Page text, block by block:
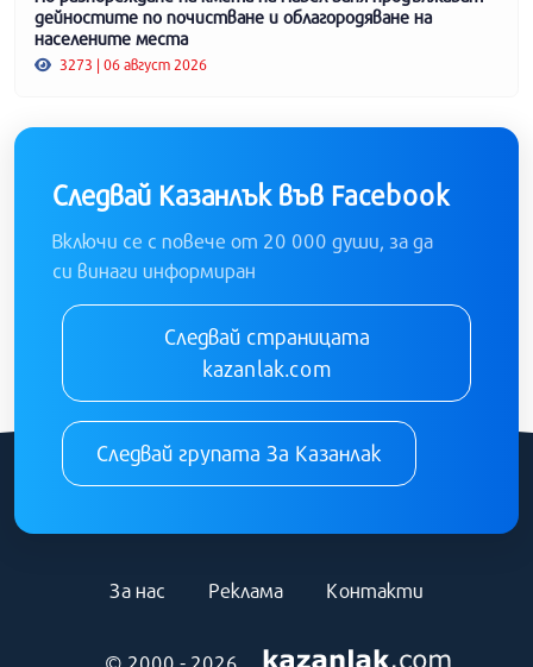
дейностите по почистване и облагородяване на
населените места
3273 | 06 август 2026
Следвай Казанлък във Facebook
Включи се с повече от 20 000 души, за да
си винаги информиран
Следвай страницата
kazanlak.com
Следвай групата За Казанлак
За нас Реклама Контакти